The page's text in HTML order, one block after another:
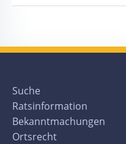
Suche
Ratsinformation
Bekanntmachungen
Ortsrecht